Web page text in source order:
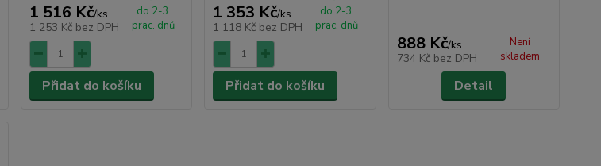
1 516 Kč/ks
1 253 Kč bez DPH
do 2-3
prac. dnů
Přidat do košíku
1 353 Kč/ks
1 118 Kč bez DPH
do 2-3
prac. dnů
Přidat do košíku
888 Kč/ks
734 Kč bez DPH
Není
skladem
Detail